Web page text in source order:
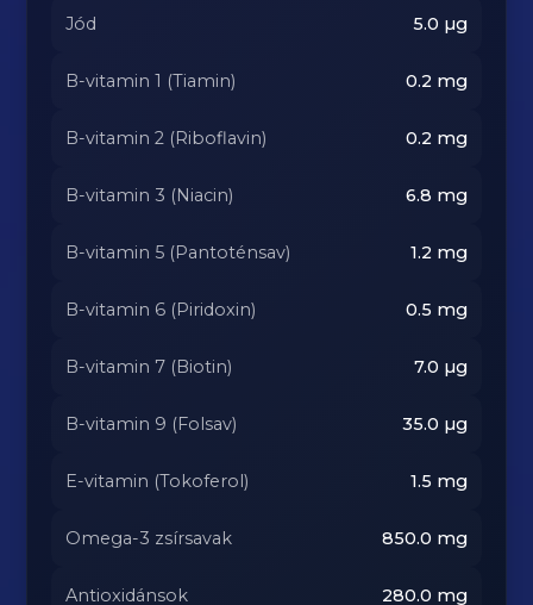
Jód 5.0 µg
B-vitamin 1 (Tiamin) 0.2 mg
B-vitamin 2 (Riboflavin) 0.2 mg
B-vitamin 3 (Niacin) 6.8 mg
B-vitamin 5 (Pantoténsav) 1.2 mg
B-vitamin 6 (Piridoxin) 0.5 mg
B-vitamin 7 (Biotin) 7.0 µg
B-vitamin 9 (Folsav) 35.0 µg
E-vitamin (Tokoferol) 1.5 mg
Omega-3 zsírsavak 850.0 mg
Antioxidánsok 280.0 mg